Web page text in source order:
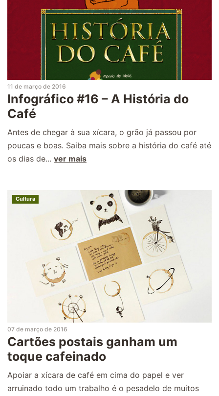
11 de março de 2016
Infográfico #16 – A História do
Café
Antes de chegar à sua xícara, o grão já passou por
poucas e boas. Saiba mais sobre a história do café até
os dias de... ver mais
Cultura
07 de março de 2016
Cartões postais ganham um
toque cafeinado
Apoiar a xícara de café em cima do papel e ver
arruinado todo um trabalho é o pesadelo de muitos